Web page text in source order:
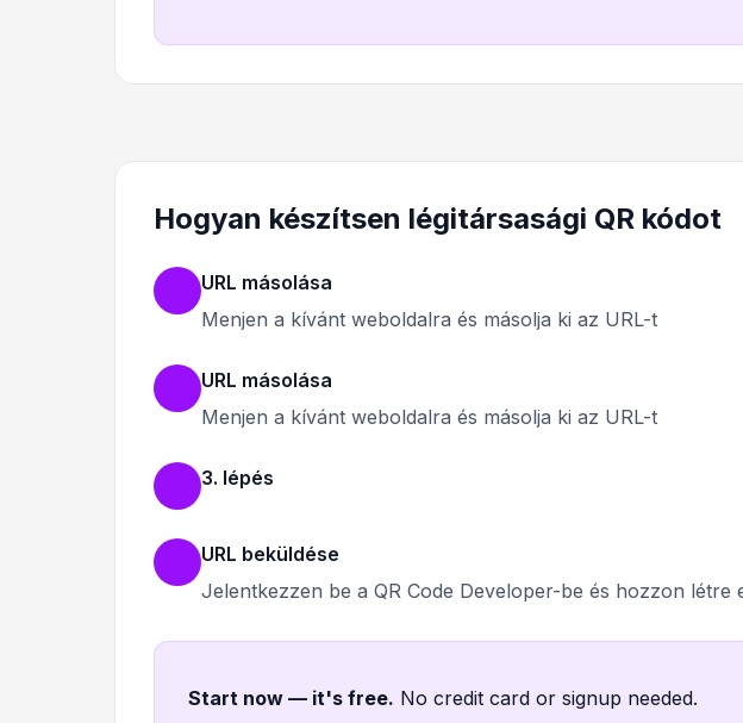
Hogyan készítsen légitársasági QR kódot
URL másolása
Menjen a kívánt weboldalra és másolja ki az URL-t
URL másolása
Menjen a kívánt weboldalra és másolja ki az URL-t
3. lépés
URL beküldése
Jelentkezzen be a QR Code Developer-be és hozzon létre
Start now — it's free. No credit card or signup needed.